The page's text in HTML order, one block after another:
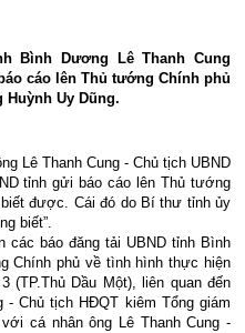
Bình Dương Lê Thanh Cung
cáo lên Thủ tướng Chính phủ
Huỳnh Uy Dũng.
Lê Thanh Cung - Chủ tịch UBND
tỉnh gửi báo cáo lên Thủ tướng
được. Cái đó do Bí thư tỉnh ủy
biết”.
các báo đăng tải UBND tỉnh Bình
Chính phủ về tình hình thực hiện
(TP.Thủ Dầu Một), liên quan đến
Chủ tịch HĐQT kiêm Tổng giám
cá nhân ông Lê Thanh Cung -